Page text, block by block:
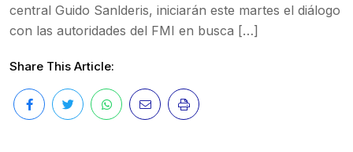
central Guido Sanlderis, iniciarán este martes el diálogo
con las autoridades del FMI en busca […]
Share This Article: